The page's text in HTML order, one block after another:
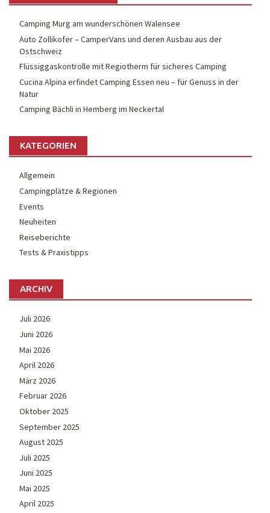
Camping Murg am wunderschönen Walensee
Auto Zollikofer – CamperVans und deren Ausbau aus der
Ostschweiz
Flüssiggaskontrolle mit Regiotherm für sicheres Camping
Cucina Alpina erfindet Camping Essen neu – für Genuss in der
Natur
Camping Bächli in Hemberg im Neckertal
KATEGORIEN
Allgemein
Campingplätze & Regionen
Events
Neuheiten
Reiseberichte
Tests & Praxistipps
ARCHIV
Juli 2026
Juni 2026
Mai 2026
April 2026
März 2026
Februar 2026
Oktober 2025
September 2025
August 2025
Juli 2025
Juni 2025
Mai 2025
April 2025